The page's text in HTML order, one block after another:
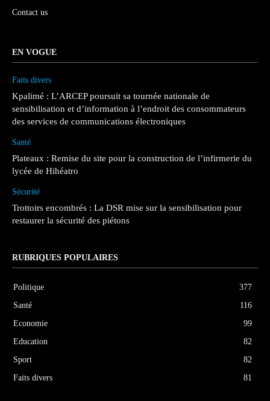
Contact us
EN VOGUE
Faits divers
Kpalimé : L’ARCEP poursuit sa tournée nationale de
sensibilisation et d’information à l’endroit des consommateurs
des services de communications électroniques
Santé
Plateaux : Remise du site pour la construction de l’infirmerie du
lycée de Hihéatro
Sécurité
Trottoirs encombrés : La DSR mise sur la sensibilisation pour
restaurer la sécurité des piétons
RUBRIQUES POPULAIRES
Politique
377
Santé
116
Economie
99
Education
82
Sport
82
Faits divers
81